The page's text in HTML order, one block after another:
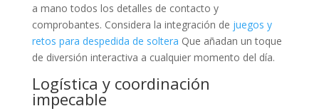
a mano todos los detalles de contacto y
comprobantes. Considera la integración de juegos y
retos para despedida de soltera Que añadan un toque
de diversión interactiva a cualquier momento del día.
Logística y coordinación
impecable